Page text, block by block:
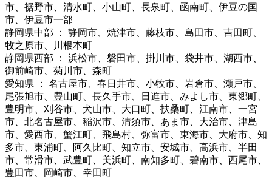
市、裾野市、清水町、小山町、長泉町、函南町、伊豆の国
市、伊豆市一部
静岡県中部 ： 静岡市、焼津市、藤枝市、島田市、吉田町、
牧之原市、川根本町
静岡県西部 ： 浜松市、磐田市、掛川市、袋井市、湖西市、
御前崎市、菊川市、森町
愛知県 ： 名古屋市、春日井市、小牧市、岩倉市、瀬戸市、
尾張旭市、豊山町、長久手市、日進市、みよし市、東郷町、
豊明市、刈谷市、犬山市、大口町、扶桑町、江南市、一宮
市、北名古屋市、稲沢市、清須市、あま市、大治市、津島
市、愛西市、蟹江町、飛島村、弥富市、東海市、大府市、知
多市、東浦町、阿久比町、知立市、安城市、高浜市、半田
市、常滑市、武豊町、美浜町、南知多町、碧南市、西尾市、
豊田市、岡崎市、幸田町